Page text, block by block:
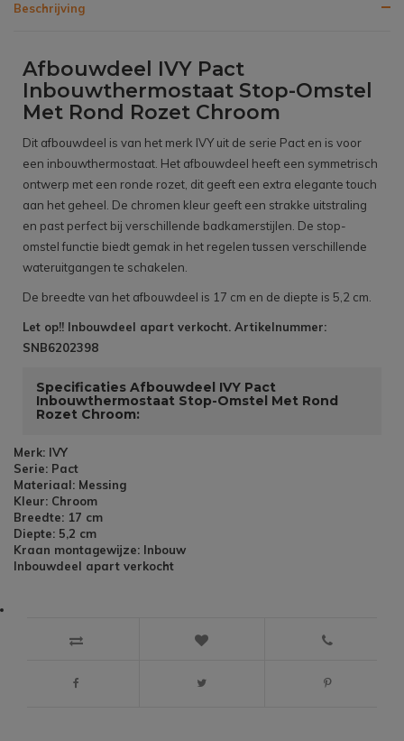
Beschrijving
Afbouwdeel IVY Pact
Inbouwthermostaat Stop-Omstel
Met Rond Rozet Chroom
Dit afbouwdeel is van het merk IVY uit de serie Pact en is voor
een inbouwthermostaat. Het afbouwdeel heeft een symmetrisch
ontwerp met een ronde rozet, dit geeft een extra elegante touch
aan het geheel. De chromen kleur geeft een strakke uitstraling
en past perfect bij verschillende badkamerstijlen. De stop-
omstel functie biedt gemak in het regelen tussen verschillende
wateruitgangen te schakelen.
De breedte van het afbouwdeel is 17 cm en de diepte is 5,2 cm.
Let op!! Inbouwdeel apart verkocht. Artikelnummer:
SNB6202398
Specificaties Afbouwdeel IVY Pact
Inbouwthermostaat Stop-Omstel Met Rond
Rozet Chroom:
Merk: IVY
Serie: Pact
Materiaal: Messing
Kleur: Chroom
Breedte: 17 cm
Diepte: 5,2 cm
Kraan montagewijze: Inbouw
Inbouwdeel apart verkocht